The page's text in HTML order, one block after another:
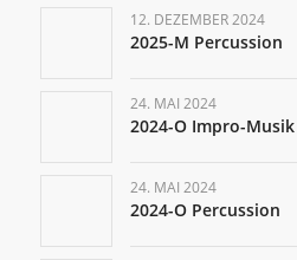
12. DEZEMBER 2024
2025-M Percussion
24. MAI 2024
2024-O Impro-Musik
24. MAI 2024
2024-O Percussion